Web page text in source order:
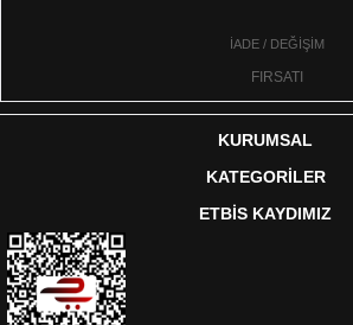
İADE / DEĞİŞİM
FIRSATI
KURUMSAL
KATEGORİLER
ETBİS KAYDIMIZ